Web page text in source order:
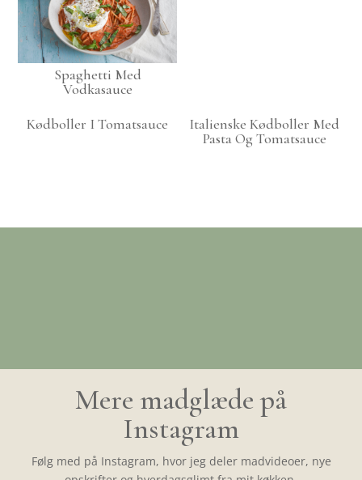
Spaghetti Med
Vodkasauce
Kødboller I Tomatsauce
Italienske Kødboller Med
Pasta Og Tomatsauce
Mere madglæde på
Instagram
Følg med på Instagram, hvor jeg deler madvideoer, nye